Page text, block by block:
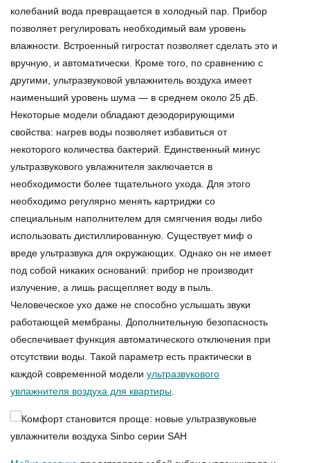
колебаний вода превращается в холодный пар. Прибор
позволяет регулировать необходимый вам уровень
влажности. Встроенный гигростат позволяет сделать это и
вручную, и автоматически. Кроме того, по сравнению с
другими, ультразвуковой увлажнитель воздуха имеет
наименьший уровень шума — в среднем около 25 дБ.
Некоторые модели обладают дезодорирующими
свойства: нагрев воды позволяет избавиться от
некоторого количества бактерий. Единственный минус
ультразвукового увлажнителя заключается в
необходимости более тщательного ухода. Для этого
необходимо регулярно менять картриджи со
специальным наполнителем для смягчения воды либо
использовать дистиллированную. Существует миф о
вреде ультразвука для окружающих. Однако он не имеет
под собой никаких оснований: прибор не производит
излучение, а лишь расщепляет воду в пыль.
Человеческое ухо даже не способно услышать звуки
работающей мембраны. Дополнительную безопасность
обеспечивает функция автоматического отключения при
отсутствии воды. Такой параметр есть практически в
каждой современной модели ультразвукового
увлажнителя воздуха для квартиры